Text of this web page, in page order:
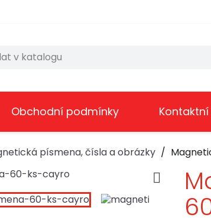
Obchodní podmínky
písmena, čísla a obrázky
